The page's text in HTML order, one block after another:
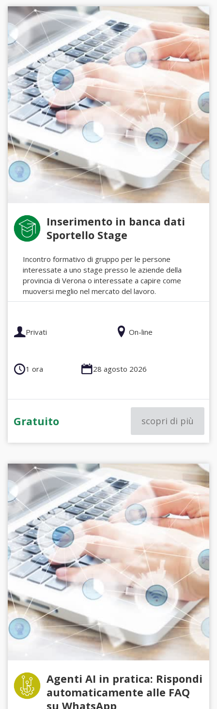
Inserimento in banca dati
Sportello Stage
Incontro formativo di gruppo per le persone
interessate a uno stage presso le aziende della
provincia di Verona o interessate a capire come
muoversi meglio nel mercato del lavoro.
Privati On-line
1 ora 28 agosto 2026
Gratuito scopri di più
Agenti AI in pratica: Rispondi
automaticamente alle FAQ
su WhatsApp